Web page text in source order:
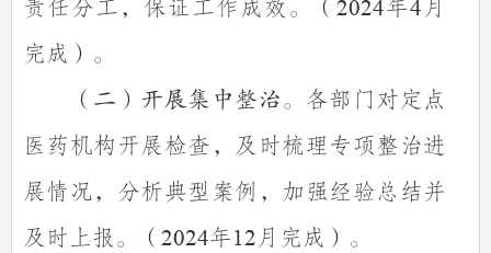
责任分工，保证工作成效。（ 2024年4 月
完成）。
（二）开展集中整治。 各部门对定点
医药机构开展检查，及时梳理专项整治进
展情况，分析典型案例，加强经验总结并
及时上报。（ 2024年12 月完成）。